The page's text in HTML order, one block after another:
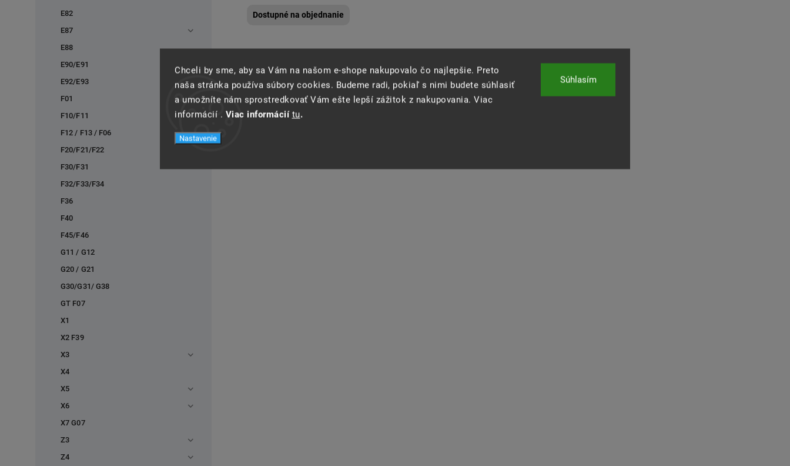
Chceli by sme, aby sa Vám na našom e-shope nakupovalo čo najlepšie. Preto
naša stránka používa súbory cookies. Budeme radi, pokiaľ s nimi budete súhlasiť
a umožníte nám sprostredkovať Vám ešte lepší zážitok z nakupovania. Viac
informácií . Viac informácií tu.
Nastavenie
Súhlasím
E82
E87
E88
E90/E91
E92/E93
F01
F10/F11
F12 / F13 / F06
F20/F21/F22
F30/F31
F32/F33/F34
F36
F40
F45/F46
G11 / G12
G20 / G21
G30/G31/ G38
GT F07
X1
X2 F39
X3
X4
X5
X6
X7 G07
Z3
Z4
Dostupné na objednanie